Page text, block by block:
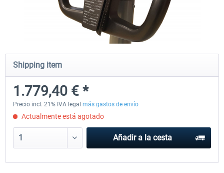
Honeycomb - Alpha Flight Controls
244,02 € *
Shipping item
1.779,40 € *
Precio incl. 21% IVA legal más gastos de envío
Actualmente está agotado
Añadir a la cesta